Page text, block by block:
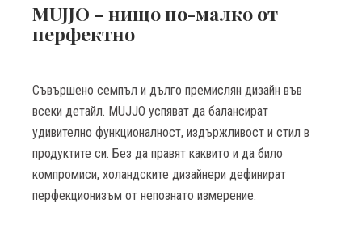
MUJJO – нищо по-малко от
перфектно
Съвършено семпъл и дълго премислян дизайн във
всеки детайл. МUJJO успяват да балансират
удивително функционалност, издържливост и стил в
продуктите си. Без да правят каквито и да било
компромиси, холандските дизайнери дефинират
перфекционизъм от непознато измерение.